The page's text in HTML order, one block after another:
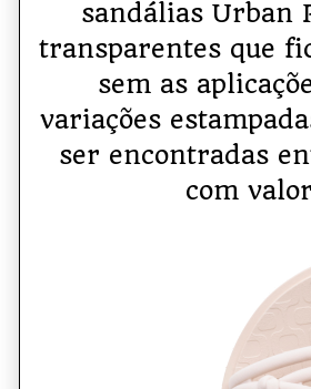
sandálias Urban
transparentes que
sem as
variações
ser encontradas
com